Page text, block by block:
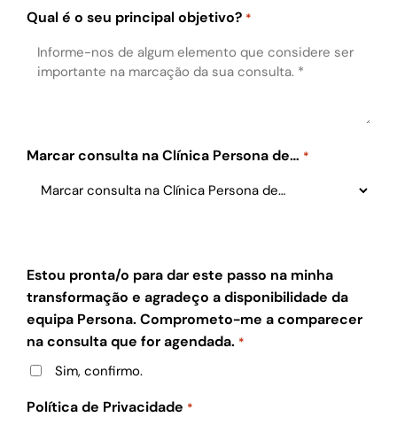
Qual é o seu principal objetivo? *
Marcar consulta na Clínica Persona de… *
Estou pronta/o para dar este passo na minha
transformação e agradeço a disponibilidade da
equipa Persona. Comprometo-me a comparecer
na consulta que for agendada. *
Sim, confirmo.
Política de Privacidade *